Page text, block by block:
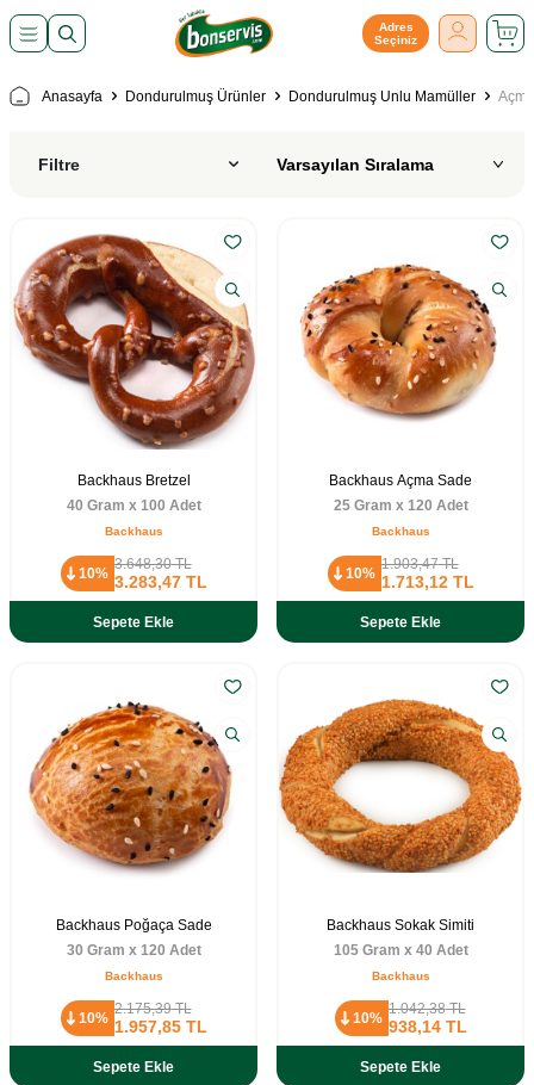
Adres
Seçiniz
Anasayfa Dondurulmuş Ürünler Dondurulmuş Unlu Mamüller
Filtre
Backhaus Bretzel
40 Gram x 100 Adet
Backhaus
10%
3.648,30TL
3.283,47TL
Sepete Ekle
Backhaus Açma Sade
25 Gram x 120 Adet
Backhaus
10%
1.903,47TL
1.713,12TL
Sepete Ekle
Backhaus Poğaça Sade
30 Gram x 120 Adet
Backhaus
10%
2.175,39TL
1.957,85TL
Sepete Ekle
Backhaus Sokak Simiti
105 Gram x 40 Adet
Backhaus
10%
1.042,38TL
938,14TL
Sepete Ekle